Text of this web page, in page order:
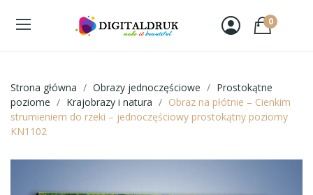
0
Strona główna Obrazy jednoczęściowe
Prostokątne
poziome
Krajobrazy i natura
Obraz na płótnie – Cienkim
strumieniem do rzeki – jednoczęściowy prostokątny poziomy
KN1102